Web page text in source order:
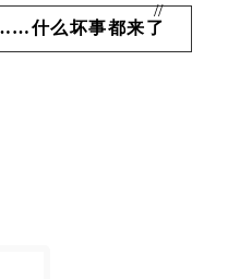
//
什么坏事都来了